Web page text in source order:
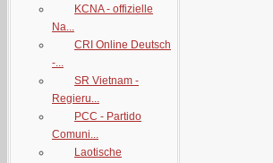
KCNA - offizielle
Na...
CRI Online Deutsch
-...
SR Vietnam -
Regieru...
PCC - Partido
Comuni...
Laotische